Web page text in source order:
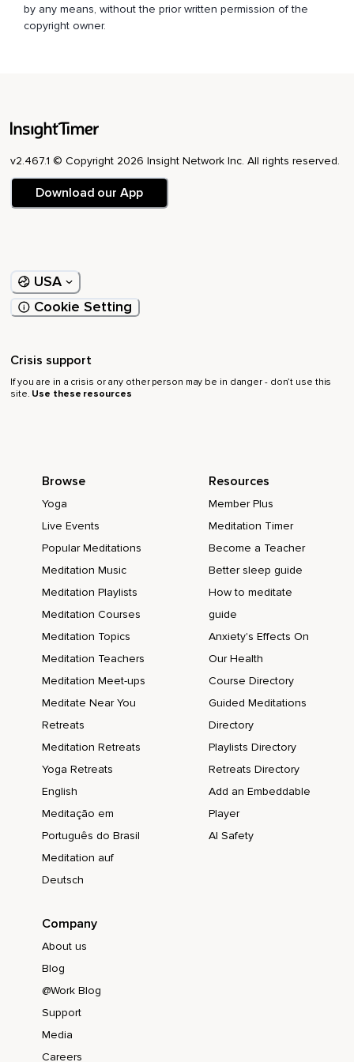
.
Inhala… dos,
Nueve.
Inhala.
Tres Exhala ocho Inhala… 4 Exhala.
Siete.
Exhala.
Estás aquí y ahora.
Eligiendo este momento.
Y para permitir que el futuro sea una extensión del
presente.
Y no una carga del pasado.
Eliges ser libre y soltar cualquier error cometido en el
pasado.
Soltar cualquier culpa.
Y ahora.
Sigue inhalando sabiendo que inhalas y soltando.
Dejando ir besos.
Que las cargas y las cadenas se desvanecen cuando eliges
Y suelta.
El futuro se ve ahora simplemente como una extensión del
presente Cometimos errores en el pasado pero ahora
elegimos valernos del presente para ser libres.
Confiamos en este presente.
Así el futuro.
by any means, without the prior written permission of the
copyright owner.
v2.467.1 © Copyright 2026 Insight Network Inc. All rights reserved.
Download our App
USA
Cookie Setting
Crisis support
If you are in a crisis or any other person may be in danger - don’t use this
site. Use these resources
Browse
Yoga
Live Events
Popular Meditations
Meditation Music
Meditation Playlists
Meditation Courses
Meditation Topics
Meditation Teachers
Meditation Meet-ups
Meditate Near You
Retreats
Meditation Retreats
Yoga Retreats
English
Meditação em
Português do Brasil
Meditation auf
Deutsch
Resources
Member Plus
Meditation Timer
Become a Teacher
Better sleep guide
How to meditate
guide
Anxiety's Effects On
Our Health
Course Directory
Guided Meditations
Directory
Playlists Directory
Retreats Directory
Add an Embeddable
Player
AI Safety
Company
About us
Blog
@Work Blog
Support
Media
Careers